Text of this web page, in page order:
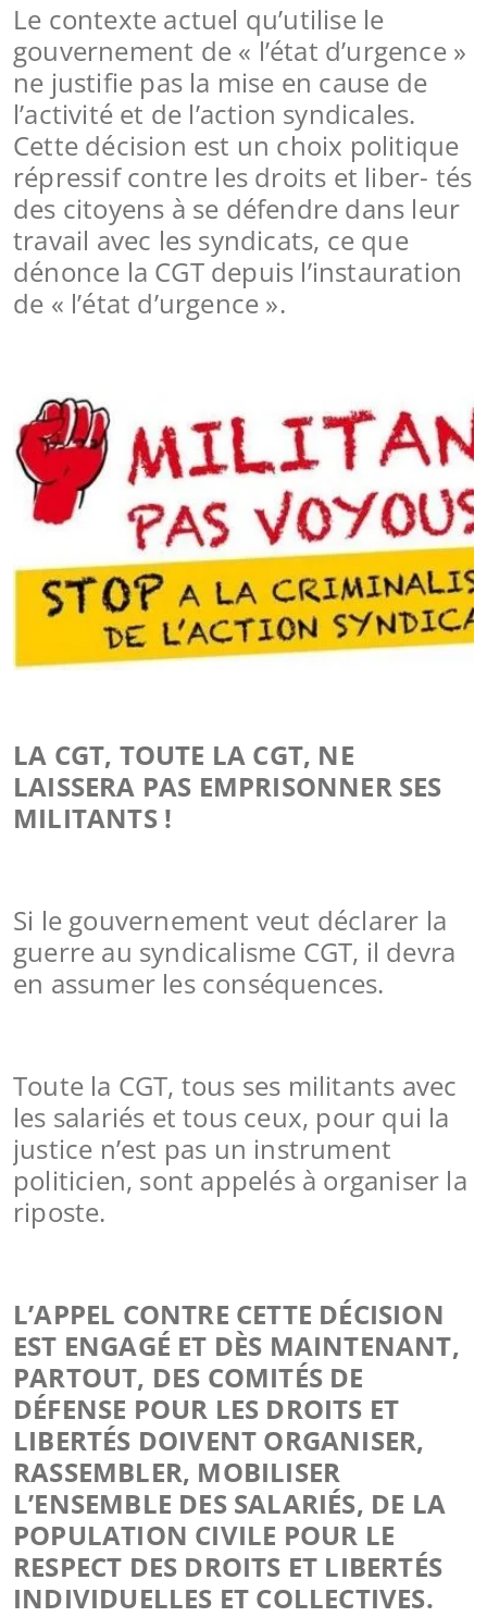
Le contexte actuel qu’utilise le
gouvernement de « l’état d’urgence »
ne justifie pas la mise en cause de
l’activité et de l’action syndicales.
Cette décision est un choix politique
répressif contre les droits et liber- tés
des citoyens à se défendre dans leur
travail avec les syndicats, ce que
dénonce la CGT depuis l’instauration
de « l’état d’urgence ».
LA CGT, TOUTE LA CGT, NE
LAISSERA PAS EMPRISONNER SES
MILITANTS !
Si le gouvernement veut déclarer la
guerre au syndicalisme CGT, il devra
en assumer les conséquences.
Toute la CGT, tous ses militants avec
les salariés et tous ceux, pour qui la
justice n’est pas un instrument
politicien, sont appelés à organiser la
riposte.
L’APPEL CONTRE CETTE DÉCISION
EST ENGAGÉ ET DÈS MAINTENANT,
PARTOUT, DES COMITÉS DE
DÉFENSE POUR LES DROITS ET
LIBERTÉS DOIVENT ORGANISER,
RASSEMBLER, MOBILISER
L’ENSEMBLE DES SALARIÉS, DE LA
POPULATION CIVILE POUR LE
RESPECT DES DROITS ET LIBERTÉS
INDIVIDUELLES ET COLLECTIVES.